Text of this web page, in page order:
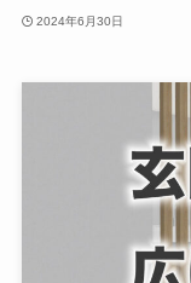
2024年6月30日